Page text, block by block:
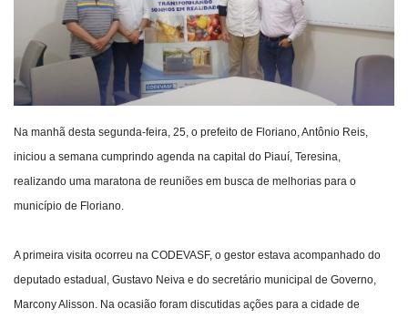
Webmail
Contato
Na manhã desta segunda-feira, 25, o prefeito de Floriano, Antônio Reis,
iniciou a semana cumprindo agenda na capital do Piauí, Teresina,
realizando uma maratona de reuniões em busca de melhorias para o
município de Floriano.
A primeira visita ocorreu na CODEVASF, o gestor estava acompanhado do
deputado estadual, Gustavo Neiva e do secretário municipal de Governo,
Marcony Alisson. Na ocasião foram discutidas ações para a cidade de